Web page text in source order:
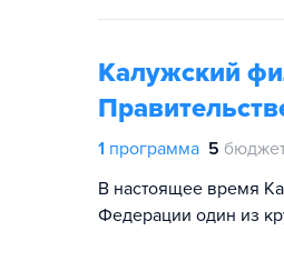
Калужский
1 программа 5
В настоящее время
Федерации один из